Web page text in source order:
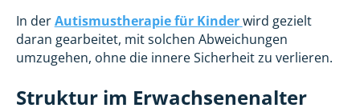
In derAutismustherapie für Kinderwird gezielt
daran gearbeitet, mit solchen Abweichungen
umzugehen, ohne die innere Sicherheit zu verlieren.
Struktur im Erwachsenenalter